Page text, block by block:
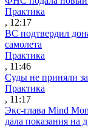
Практика
, 12:17
ВС подтвердил
самолета
Практика
, 11:46
Суды не приняли
Практика
, 11:17
Экс-глава Mind
дала показания на